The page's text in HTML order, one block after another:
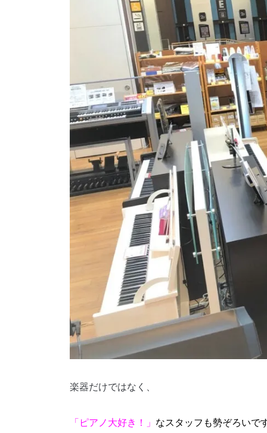
楽器だけではなく、
「ピアノ大好き！」 なスタッフも勢ぞろいで